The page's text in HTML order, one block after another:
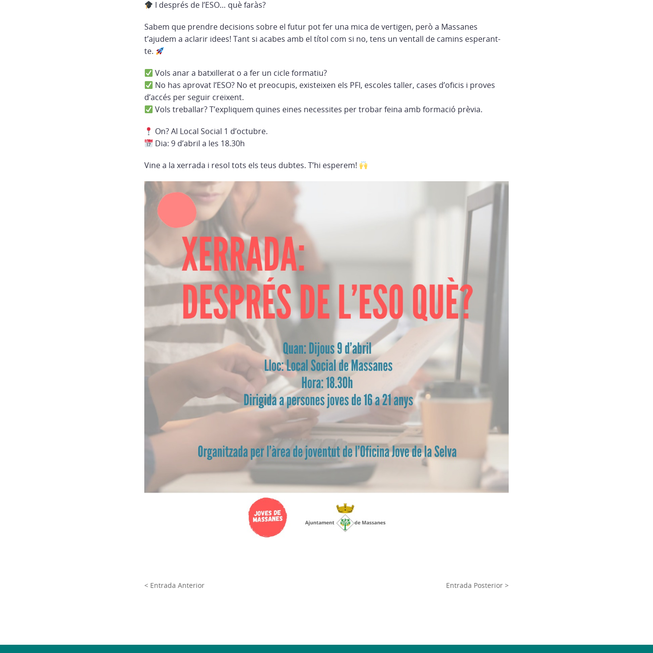
I després de l’ESO… què faràs?
Sabem que prendre decisions sobre el futur pot fer una mica de vertigen, però a Massanes
t’ajudem a aclarir idees! Tant si acabes amb el títol com si no, tens un ventall de camins esperant-
te.
Vols anar a batxillerat o a fer un cicle formatiu?
No has aprovat l’ESO? No et preocupis, existeixen els PFI, escoles taller, cases d’oficis i proves
d’accés per seguir creixent.
Vols treballar? T’expliquem quines eines necessites per trobar feina amb formació prèvia.
On? Al Local Social 1 d’octubre.
Dia: 9 d’abril a les 18.30h
Vine a la xerrada i resol tots els teus dubtes. T’hi esperem!
< Entrada Anterior Entrada Posterior >